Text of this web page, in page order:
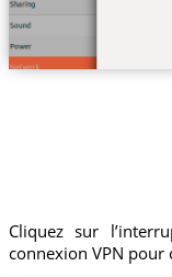
Cliquez sur
connexion VPN pour